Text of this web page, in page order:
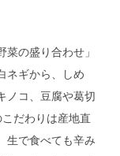
菜の盛り合わせ」
ネギから、しめ
ノコ、豆腐や葛切
だわりは産地直
生で食べても辛み